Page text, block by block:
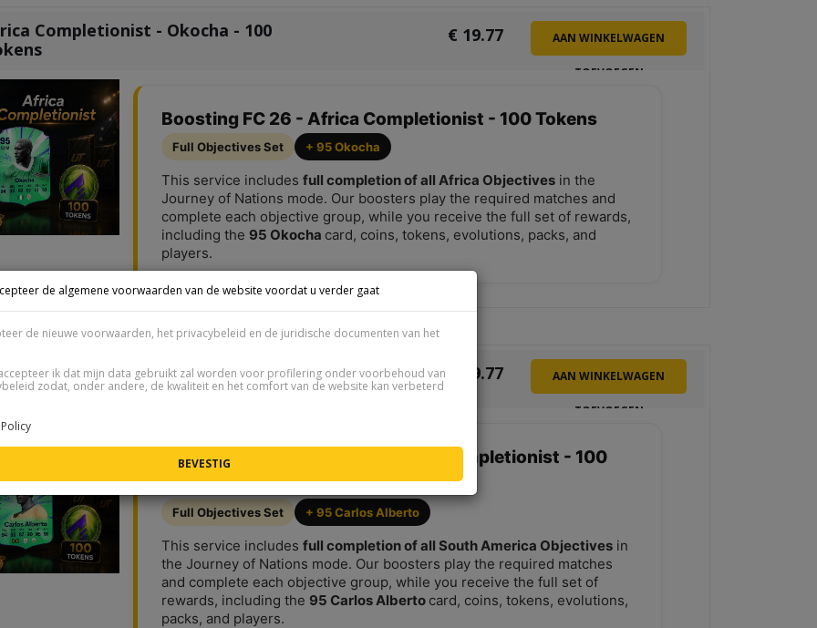
Completionist - Okocha - 100
€ 19.77 AAN WINKELWAGEN
TOEVOEGEN
Boosting FC 26 - Africa Completionist - 100 Tokens
Full Objectives Set + 95 Okocha
This service includes full completion of all Africa Objectives in the
Journey of Nations mode. Our boosters play the required matches and
complete each objective group, while you receive the full set of rewards,
including the 95 Okocha card, coins, tokens, evolutions, packs, and
players.
America Completionist - Carlos
- 100 Tokens
19.77 AAN WINKELWAGEN
TOEVOEGEN
Boosting FC 26 - South America Completionist - 100
Tokens
Full Objectives Set + 95 Carlos Alberto
This service includes full completion of all South America Objectives in
the Journey of Nations mode. Our boosters play the required matches
and complete each objective group, while you receive the full set of
rewards, including the 95 Carlos Alberto card, coins, tokens, evolutions,
packs, and players.
de algemene voorwaarden van de website voordat u verder gaat
de nieuwe voorwaarden, het privacybeleid en de juridische documenten van het
ik dat mijn data gebruikt zal worden voor profilering onder voorbehoud van
zodat, onder andere, de kwaliteit en het comfort van de website kan verbeterd